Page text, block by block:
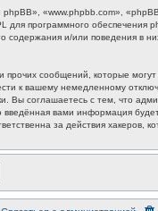
«www.phpbb.com»,
для программного обеспечения
содержания и/или поведения в
сообщений, которые
к вашему немедленному
Вы соглашаетесь с тем, что
вами информация
за действия хакеров,